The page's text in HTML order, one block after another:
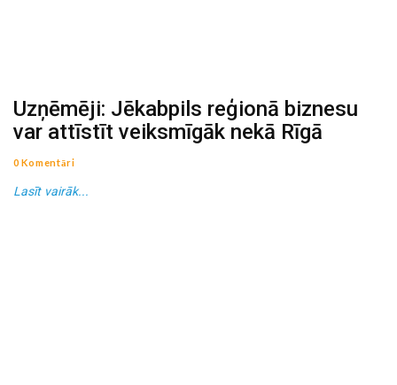
Uzņēmēji: Jēkabpils reģionā biznesu
var attīstīt veiksmīgāk nekā Rīgā
0 Komentāri
Lasīt vairāk...